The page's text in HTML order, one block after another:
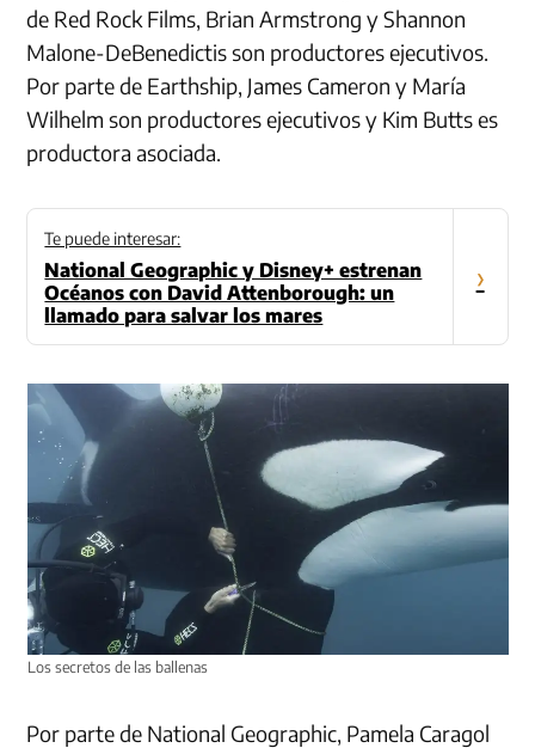
de Red Rock Films, Brian Armstrong y Shannon
Malone-DeBenedictis son productores ejecutivos.
Por parte de Earthship, James Cameron y María
Wilhelm son productores ejecutivos y Kim Butts es
productora asociada.
Te puede interesar:
National Geographic y Disney+ estrenan
Océanos con David Attenborough: un
llamado para salvar los mares
›
Los secretos de las ballenas
Por parte de National Geographic, Pamela Caragol